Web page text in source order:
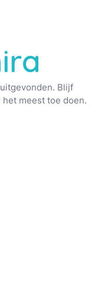
Blijf
meest toe doen.